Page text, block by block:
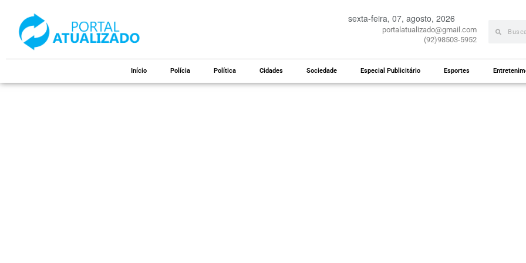
sexta-feira, 07, agosto, 2026
portalatualizado@gmail.com
(92)98503-5952
Início Polícia Política Cidades Sociedade Especial Publicitário Esportes